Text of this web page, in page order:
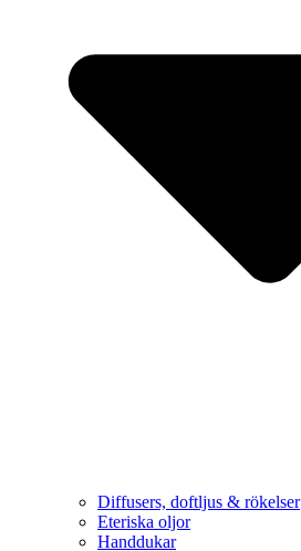
Diffusers, doftljus & rökelser
Eteriska oljor
Handdukar